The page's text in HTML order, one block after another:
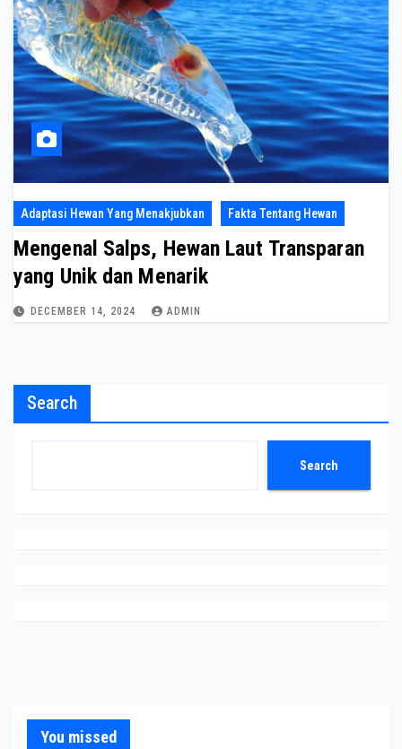
Adaptasi Hewan Yang Menakjubkan Fakta Tentang Hewan
Mengenal Salps, Hewan Laut Transparan
yang Unik dan Menarik
DECEMBER 14, 2024 ADMIN
Search
Search
You missed